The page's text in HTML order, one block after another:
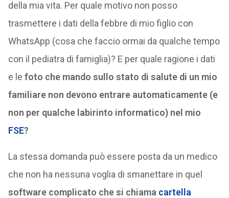
della mia vita. Per quale motivo non posso
trasmettere i dati della febbre di mio figlio con
WhatsApp (cosa che faccio ormai da qualche tempo
con il pediatra di famiglia)? E per quale ragione i dati
e le foto che mando sullo stato di salute di un mio
familiare non devono entrare automaticamente (e
non per qualche labirinto informatico) nel mio
FSE?
La stessa domanda può essere posta da un medico
che non ha nessuna voglia di smanettare in quel
software complicato che si chiama cartella